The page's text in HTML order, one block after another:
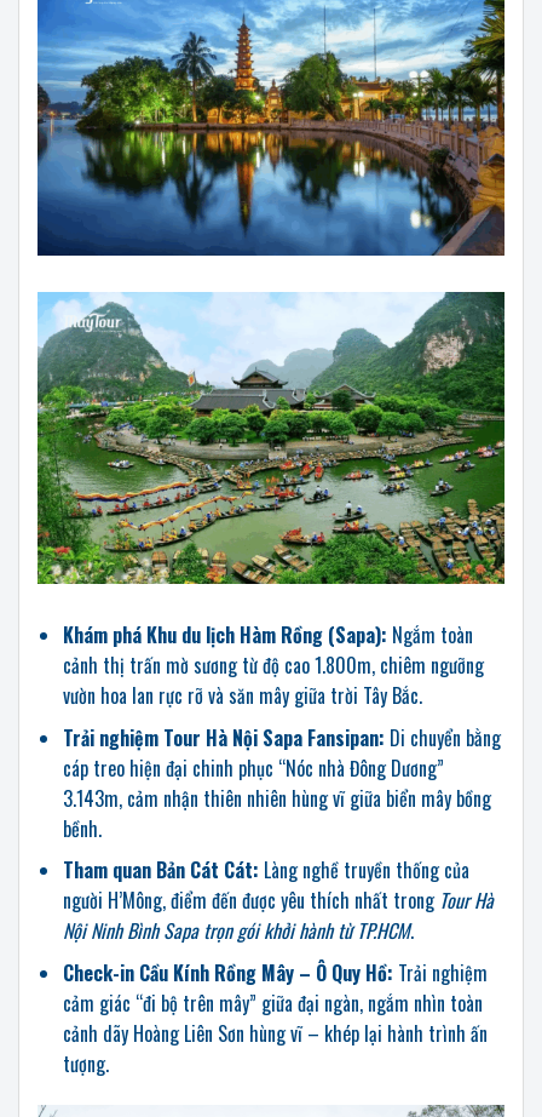
Khám phá Khu du lịch Hàm Rồng (Sapa): Ngắm toàn
cảnh thị trấn mờ sương từ độ cao 1.800m, chiêm ngưỡng
vườn hoa lan rực rỡ và săn mây giữa trời Tây Bắc.
Trải nghiệm Tour Hà Nội Sapa Fansipan: Di chuyển bằng
cáp treo hiện đại chinh phục “Nóc nhà Đông Dương”
3.143m, cảm nhận thiên nhiên hùng vĩ giữa biển mây bồng
bềnh.
Tham quan Bản Cát Cát: Làng nghề truyền thống của
người H’Mông, điểm đến được yêu thích nhất trong Tour Hà
Nội Ninh Bình Sapa trọn gói khởi hành từ TP.HCM.
Check-in Cầu Kính Rồng Mây – Ô Quy Hồ: Trải nghiệm
cảm giác “đi bộ trên mây” giữa đại ngàn, ngắm nhìn toàn
cảnh dãy Hoàng Liên Sơn hùng vĩ – khép lại hành trình ấn
tượng.